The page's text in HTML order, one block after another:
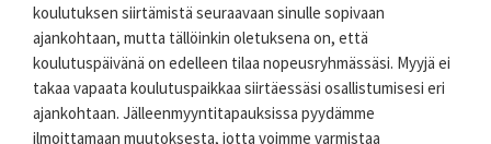
koulutuksen siirtämistä seuraavaan sinulle sopivaan
ajankohtaan, mutta tällöinkin oletuksena on, että
koulutuspäivänä on edelleen tilaa nopeusryhmässäsi. Myyjä ei
takaa vapaata koulutuspaikkaa siirtäessäsi osallistumisesi eri
ajankohtaan. Jälleenmyyntitapauksissa pyydämme
ilmoittamaan muutoksesta, jotta voimme varmistaa